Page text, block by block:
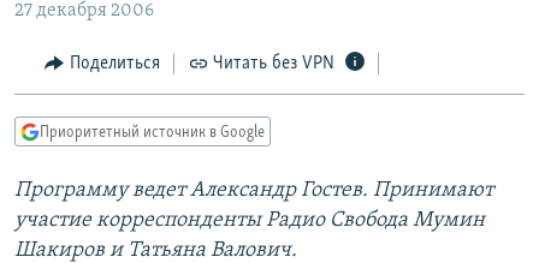
навигации
Вернутся
КУЛЬТУРА
IDEL.РЕАЛИИ
КАВКАЗ.РЕАЛИИ
СИБИРЬ.РЕАЛИИ
РАСПИСАНИЕ ВЕЩАНИЯ
27 декабря 2006
Поделиться Читать без VPN
Приоритетный источник в Google
Программу ведет Александр Гостев. Принимают
участие корреспонденты Радио Свобода Мумин
Шакиров и Татьяна Валович.